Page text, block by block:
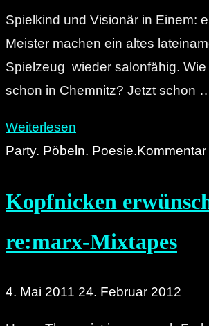
Spielkind und Visionär in Einem:
Meister machen ein altes
Spielzeug wieder salonfähig.
schon in Chemnitz? Jetzt schon
Weiterlesen
ein
mit:
Ramenda"
Party. Pöbeln. Poesie.
Kopfnicken
re:marx-Mixtapes
4. Mai 2011 24. Februar 2012